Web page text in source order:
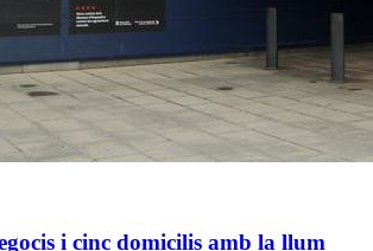
i cinc domicilis amb la llum